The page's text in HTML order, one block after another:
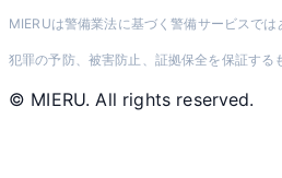
MIERUは警備業法に基づく警備サービスでは
犯罪の予防、被害防止、証拠保全を保証する
© MIERU. All rights reserved.